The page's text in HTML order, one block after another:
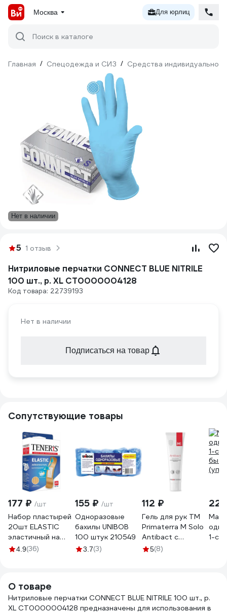
Москва Для юрлиц
Поиск в каталоге
Главная / Спецодежда и СИЗ / Средства индивидуальной
Нет в наличии
5 1 отзыв
Нитриловые перчатки CONNECT BLUE NITRILE
100 шт., р. XL CТ0000004128
Код товара: 22739193
Нет в наличии
Подписаться на товар
Сопутствующие товары
177 ₽ /шт
Набор пластырей
20шт ELASTIC
эластичный на
тканевой основе
4.9(36)
155 ₽ /шт
Одноразовые
бахилы UNIBOB
100 штук 210549
3.7(3)
112 ₽
Гель для рук TM
Primaterra M Solo
Antibact с
антибактериальным
5(8)
1-
О товаре
Нитриловые перчатки CONNECT BLUE NITRILE 100 шт., р.
XL CТ0000004128 предназначены для использования в